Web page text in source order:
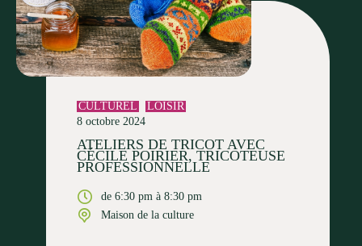
CULTUREL
LOISIR
8 octobre 2024
ATELIERS DE TRICOT AVEC
CÉCILE POIRIER, TRICOTEUSE
PROFESSIONNELLE
de 6:30 pm à 8:30 pm
Maison de la culture